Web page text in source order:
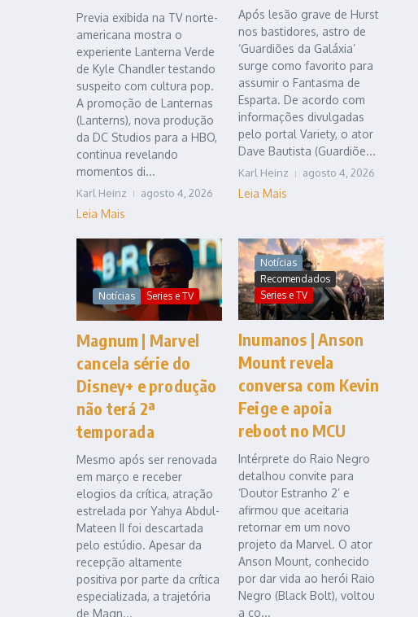
Previa exibida na TV norte-
americana mostra o
experiente Lanterna Verde
de Kyle Chandler testando
suspeito com cultura pop.
A promoção de Lanternas
(Lanterns), nova produção
da DC Studios para a HBO,
continua revelando
momentos di...
Karl Heinz agosto 4, 2026
Leia Mais
Após lesão grave de Hurst
nos bastidores, astro de
‘Guardiões da Galáxia’
surge como favorito para
assumir o Fantasma de
Esparta. De acordo com
informações divulgadas
pelo portal Variety, o ator
Dave Bautista (Guardiõe...
Karl Heinz agosto 4, 2026
Leia Mais
Notícias Series e TV
Magnum | Marvel
cancela série do
Disney+ e produção
não terá 2ª
temporada
Mesmo após ser renovada
em março e receber
elogios da crítica, atração
estrelada por Yahya Abdul-
Mateen II foi descartada
pelo estúdio. Apesar da
recepção altamente
positiva por parte da crítica
especializada, a trajetória
de Magn...
Notícias
Recomendados
Series e TV
Inumanos | Anson
Mount revela
conversa com Kevin
Feige e apoia
reboot no MCU
Intérprete do Raio Negro
detalhou convite para
‘Doutor Estranho 2’ e
afirmou que aceitaria
retornar em um novo
projeto da Marvel. O ator
Anson Mount, conhecido
por dar vida ao herói Raio
Negro (Black Bolt), voltou
a co...